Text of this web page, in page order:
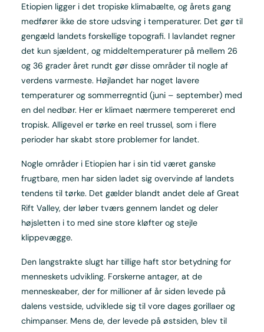
Etiopien ligger i det tropiske klimabælte, og årets gang
medfører ikke de store udsving i temperaturer. Det gør til
gengæld landets forskellige topografi. I lavlandet regner
det kun sjældent, og middeltemperaturer på mellem 26
og 36 grader året rundt gør disse områder til nogle af
verdens varmeste. Højlandet har noget lavere
temperaturer og sommerregntid (juni – september) med
en del nedbør. Her er klimaet nærmere tempereret end
tropisk. Alligevel er tørke en reel trussel, som i flere
perioder har skabt store problemer for landet.
Nogle områder i Etiopien har i sin tid været ganske
frugtbare, men har siden ladet sig overvinde af landets
tendens til tørke. Det gælder blandt andet dele af Great
Rift Valley, der løber tværs gennem landet og deler
højsletten i to med sine store kløfter og stejle
klippevægge.
Den langstrakte slugt har tillige haft stor betydning for
menneskets udvikling. Forskerne antager, at de
menneskeaber, der for millioner af år siden levede på
dalens vestside, udviklede sig til vore dages gorillaer og
chimpanser. Mens de, der levede på østsiden, blev til